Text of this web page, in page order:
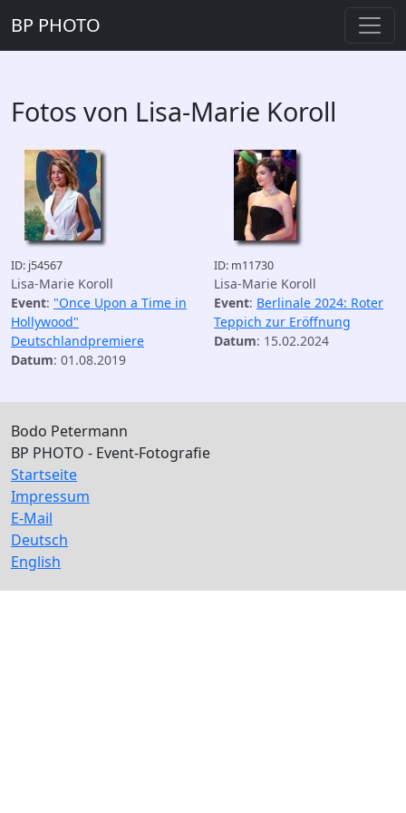
BP PHOTO
Fotos von Lisa-Marie Koroll
ID: j54567
Lisa-Marie Koroll
Event: "Once Upon a Time in
Hollywood"
Deutschlandpremiere
Datum: 01.08.2019
ID: m11730
Lisa-Marie Koroll
Event: Berlinale 2024: Roter
Teppich zur Eröffnung
Datum: 15.02.2024
Bodo Petermann
BP PHOTO - Event-Fotografie
Startseite
Impressum
E-Mail
Deutsch
English